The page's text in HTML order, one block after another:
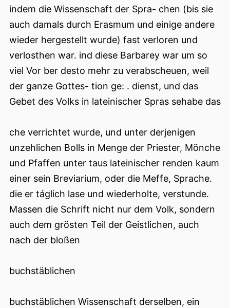
indem die Wissenschaft der Spra- chen (bis sie
auch damals durch Erasmum und einige andere
wieder hergestellt wurde) fast verloren und
verlosthen war. ind diese Barbarey war um so
viel Vor ber desto mehr zu verabscheuen, weil
der ganze Gottes- tion ge: . dienst, und das
Gebet des Volks in lateinischer Spras sehabe das
che verrichtet wurde, und unter derjenigen
unzehlichen Bolls in Menge der Priester, Mönche
und Pfaffen unter taus lateinischer renden kaum
einer sein Breviarium, oder die Meffe, Sprache.
die er táglich lase und wiederholte, verstunde.
Massen die Schrift nicht nur dem Volk, sondern
auch dem grösten Teil der Geistlichen, auch
nach der bloßen
buchstäblichen
buchstäblichen Wissenschaft derselben, ein